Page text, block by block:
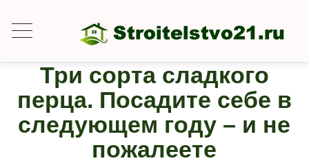
Три сорта сладкого
перца. Посадите себе в
следующем году – и не
пожалеете